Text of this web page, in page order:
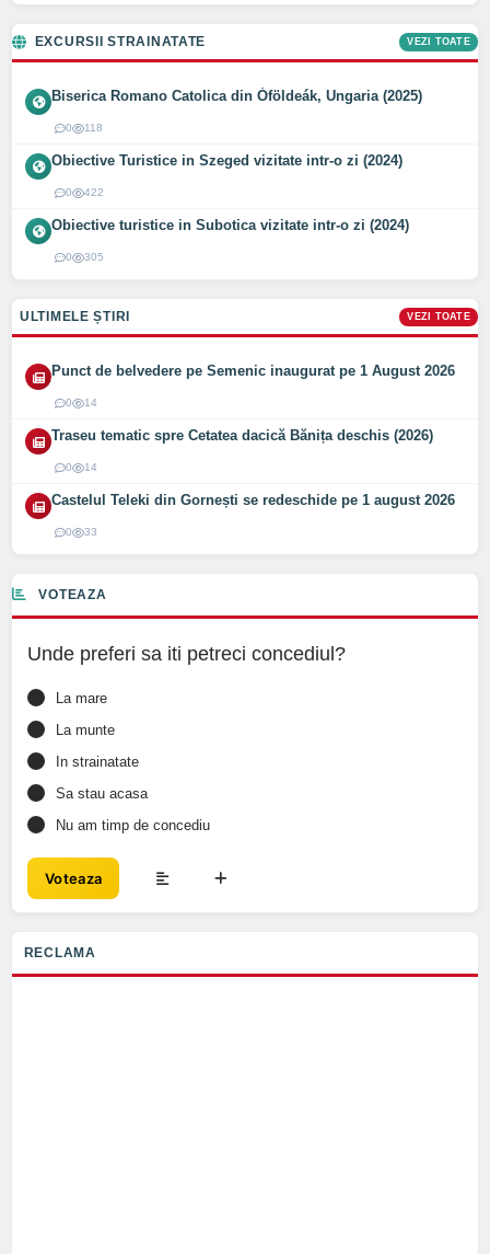
EXCURSII STRAINATATE VEZI TOATE
Biserica Romano Catolica din Óföldeák, Ungaria (2025)
0 118
Obiective Turistice in Szeged vizitate intr-o zi (2024)
0 422
Obiective turistice in Subotica vizitate intr-o zi (2024)
0 305
ULTIMELE ȘTIRI VEZI TOATE
Punct de belvedere pe Semenic inaugurat pe 1 August 2026
0 14
Traseu tematic spre Cetatea dacică Bănița deschis (2026)
0 14
Castelul Teleki din Gornești se redeschide pe 1 august 2026
0 33
VOTEAZA
Unde preferi sa iti petreci concediul?
La mare
La munte
In strainatate
Sa stau acasa
Nu am timp de concediu
Voteaza
RECLAMA